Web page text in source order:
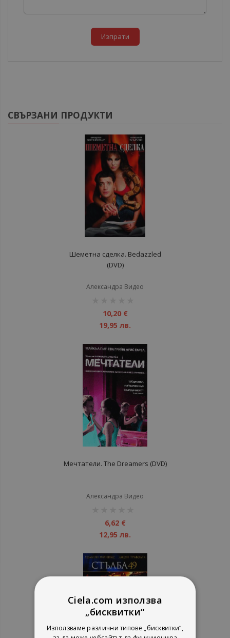
Изпрати
СВЪРЗАНИ ПРОДУКТИ
Шеметна сделка. Bedazzled
(DVD)
Александра Видео
10,20 €
19,95 лв.
Мечтатели. The Dreamers (DVD)
Александра Видео
6,62 €
12,95 лв.
Ciela.com използва
„бисквитки“
Използваме различни типове „бисквитки“,